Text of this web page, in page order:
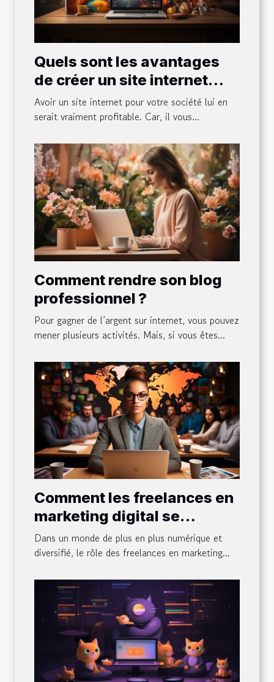
Quels sont les avantages
de créer un site internet
pour son entreprise ?
Avoir un site internet pour votre société lui en
serait vraiment profitable. Car, il vous...
Comment rendre son blog
professionnel ?
Pour gagner de l’argent sur internet, vous pouvez
mener plusieurs activités. Mais, si vous êtes...
Comment les freelances en
marketing digital se
positionnent dans le monde
diversifié d'aujourd'hui
Dans un monde de plus en plus numérique et
diversifié, le rôle des freelances en marketing...